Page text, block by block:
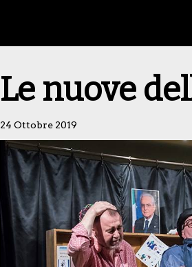
Le nuove
24 Ottobre 2019